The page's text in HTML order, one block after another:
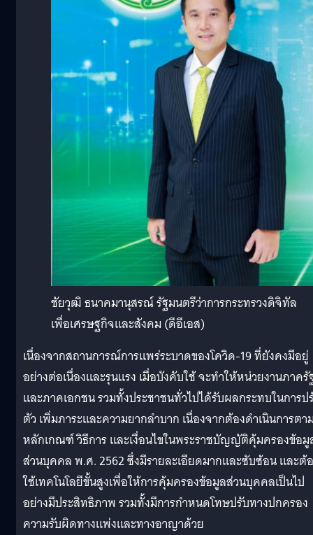
ชัยวุฒิ ธนาคมานุสรณ์ รัฐมนตรีว่าการกระทรวงดิจิทัล
เพื่อเศรษฐกิจและสังคม (ดีอีเอส)
เนื่องจากสถานการณ์การแพร่ระบาดของโควิด-19 ที่ยังคงมีอยู่
อย่างต่อเนื่องและรุนแรง เมื่อบังคับใช้ จะทำให้หน่วยงานภาครั
และภาคเอกชน รวมทั้งประชาชนทั่วไปได้รับผลกระทบในการป
ตัว เพิ่มภาระและความยากลำบาก เนื่องจากต้องดำเนินการตา
หลักเกณฑ์ วิธีการ และเงื่อนไขในพระราชบัญญัติคุ้มครองข้อ
ส่วนบุคคล พ.ศ. 2562 ซึ่งมีรายละเอียดมากและซับซ้อน และต้
ใช้เทคโนโลยีขั้นสูงเพื่อให้การคุ้มครองข้อมูลส่วนบุคคลเป็นไป
อย่างมีประสิทธิภาพ รวมทั้งมีการกำหนดโทษปรับทางปกครอง
ความรับผิดทางแพ่งและทางอาญาด้วย